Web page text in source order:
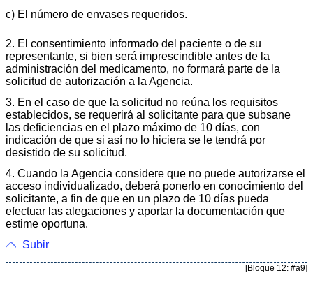
c) El número de envases requeridos.
2. El consentimiento informado del paciente o de su
representante, si bien será imprescindible antes de la
administración del medicamento, no formará parte de la
solicitud de autorización a la Agencia.
3. En el caso de que la solicitud no reúna los requisitos
establecidos, se requerirá al solicitante para que subsane
las deficiencias en el plazo máximo de 10 días, con
indicación de que si así no lo hiciera se le tendrá por
desistido de su solicitud.
4. Cuando la Agencia considere que no puede autorizarse el
acceso individualizado, deberá ponerlo en conocimiento del
solicitante, a fin de que en un plazo de 10 días pueda
efectuar las alegaciones y aportar la documentación que
estime oportuna.
Subir
[Bloque 12: #a9]